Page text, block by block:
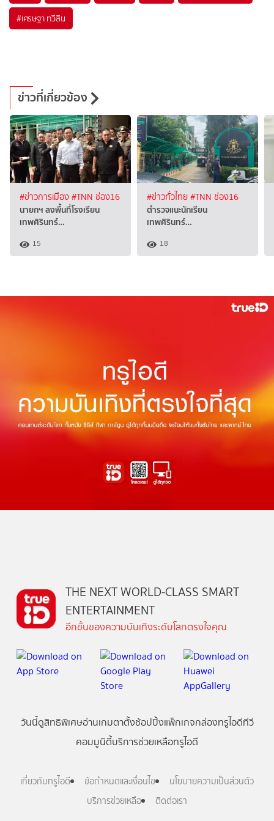
#เศรษฐา ทวีสิน
ข่าวที่เกี่ยวข้อง
#ข่าวการเมือง#TNN ช่อง16
นายกฯ ลงพื้นที่โรงเรียน
เทพศิรินทร์…
15
#ข่าวทั่วไทย#TNN ช่อง16
ตำรวจแนะนักเรียน
เทพศิรินทร์…
18
THE NEXT WORLD-CLASS SMART
ENTERTAINMENT
อีกขั้นของความบันเทิงระดับโลกตรงใจคุณ
วันนี้ดูสิทธิพิเศษอ่านเกมตาตั้งช้อปปิ้งแพ็กเกจกล่องทรูไอดีทีวี
คอมมูนิตี้บริการช่วยเหลือทรูไอดี
เกี่ยวกับทรูไอดี ข้อกำหนดและเงื่อนไข
นโยบายความเป็นส่วนตัว
บริการช่วยเหลือ
ติดต่อเรา